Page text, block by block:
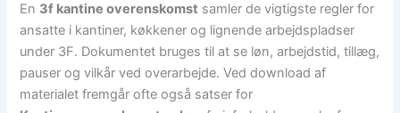
En 3f kantine overenskomst samler de vigtigste regler for
ansatte i kantiner, køkkener og lignende arbejdspladser
under 3F. Dokumentet bruges til at se løn, arbejdstid, tillæg,
pauser og vilkår ved overarbejde. Ved download af
materialet fremgår ofte også satser for